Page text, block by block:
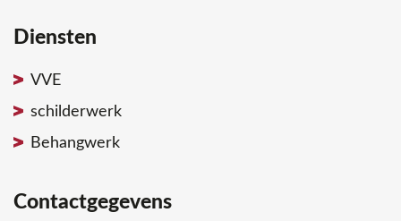
Diensten
VVE
schilderwerk
Behangwerk
Contactgegevens